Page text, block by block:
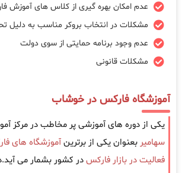
عدم امکان بهره گیری از کلاس های آموزش
مشکلات در انتخاب بروکر مناسب به دلیل
عدم وجود برنامه حمایتی از سوی دولت
مشکلات قانونی
آموزشگاه فارکس در خوشاب
یکی از دوره های آموزشی پر مخاطب در مرکز
سهامیر بعنوان یکی از برترینآموزشگاه های
فعالیت در بازار فارکسدر کشور بشمار می